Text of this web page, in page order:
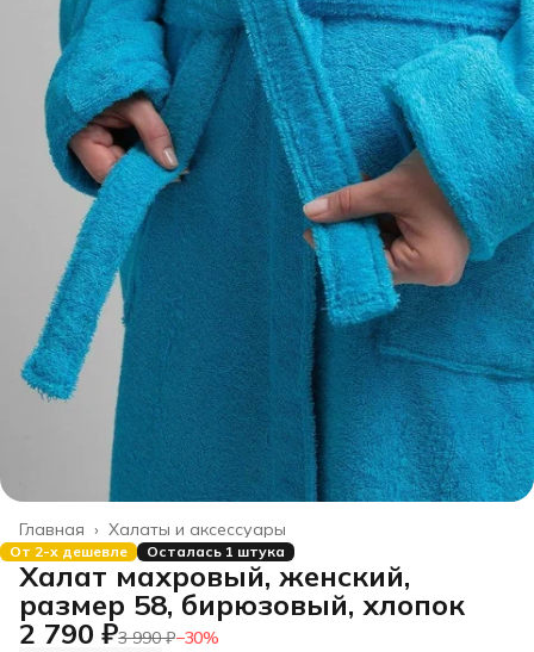
Халаты и аксессуары
Главная ›
От 2-х дешевле Осталась 1 штука
Халат махровый, женский,
размер 58, бирюзовый, хлопок
2 790 ₽3 990 ₽−30%